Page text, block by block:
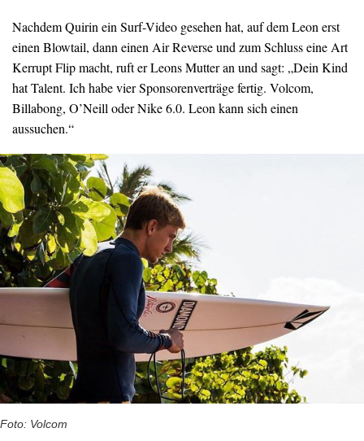
Nachdem Quirin ein Surf-Video gesehen hat, auf dem Leon erst
einen Blowtail, dann einen Air Reverse und zum Schluss eine Art
Kerrupt Flip macht, ruft er Leons Mutter an und sagt: „Dein Kind
hat Talent. Ich habe vier Sponsorenverträge fertig. Volcom,
Billabong, O’Neill oder Nike 6.0. Leon kann sich einen
aussuchen.“
Foto: Volcom